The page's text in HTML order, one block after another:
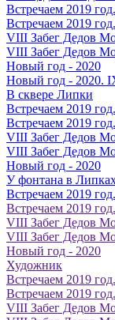
Встречаем 2019
Встречаем 2019
VIII Забег Дедов
VIII Забег Дедов
Новый год - 2020
Новый год - 2020.
В сквере Липки
Встречаем 2019
Встречаем 2019
VIII Забег Дедов
VIII Забег Дедов
Новый год - 2020
У фонтана в
Встречаем 2019
Встречаем 2019
VIII Забег Дедов
VIII Забег Дедов
Новый год - 2020
Художник
Встречаем 2019
Встречаем 2019
VIII Забег Дедов